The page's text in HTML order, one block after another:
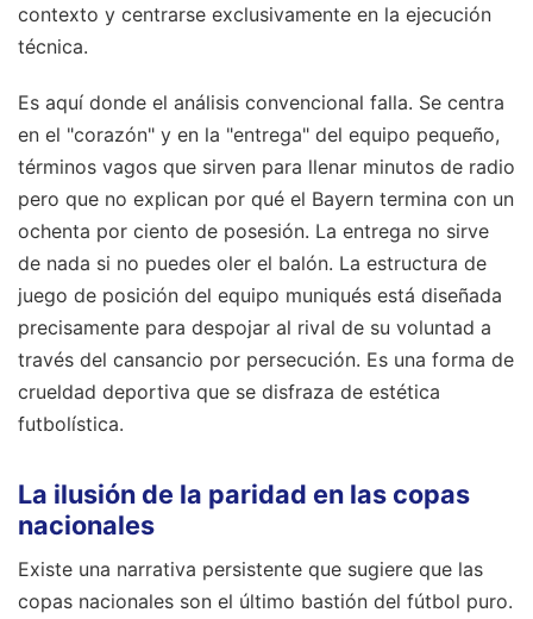
contexto y centrarse exclusivamente en la ejecución
técnica.
Es aquí donde el análisis convencional falla. Se centra
en el "corazón" y en la "entrega" del equipo pequeño,
términos vagos que sirven para llenar minutos de radio
pero que no explican por qué el Bayern termina con un
ochenta por ciento de posesión. La entrega no sirve
de nada si no puedes oler el balón. La estructura de
juego de posición del equipo muniqués está diseñada
precisamente para despojar al rival de su voluntad a
través del cansancio por persecución. Es una forma de
crueldad deportiva que se disfraza de estética
futbolística.
La ilusión de la paridad en las copas
nacionales
Existe una narrativa persistente que sugiere que las
copas nacionales son el último bastión del fútbol puro.